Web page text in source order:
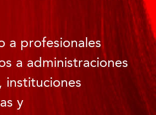
a profesionales
a administraciones
instituciones
y